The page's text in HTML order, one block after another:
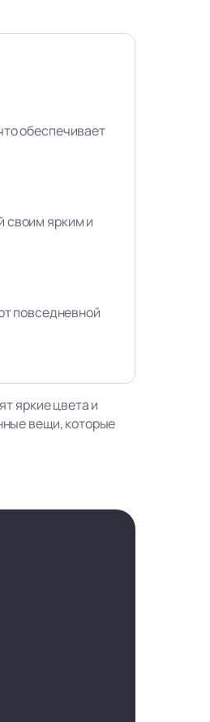
обеспечивает
своим ярким и
повседневной
яркие цвета и
вещи, которые